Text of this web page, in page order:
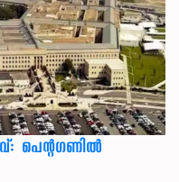
പെന്റഗണില്‍